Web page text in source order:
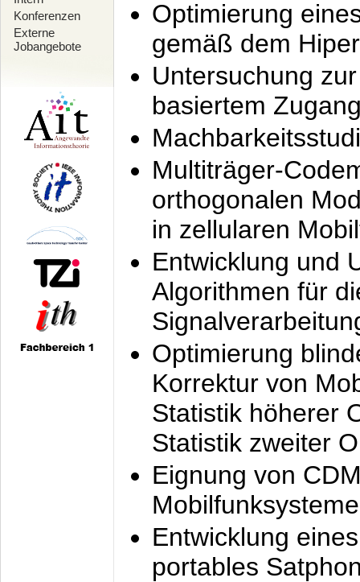
Konferenzen
Externe
Jobangebote
Optimierung
gemäß dem
Untersuchung
basiertem
Multiträger-
orthogonalen
in zellularen
Entwicklung und
Algorithmen für
Optimierung
Korrektur von
Statistik höherer
Statistik zweiter
Eignung von
Mobilfunksysteme
Entwicklung
portables